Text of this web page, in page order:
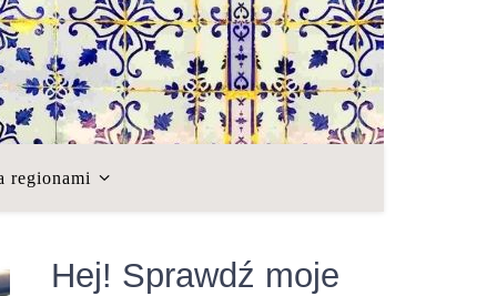
regionami
Hej! Sprawdź moje